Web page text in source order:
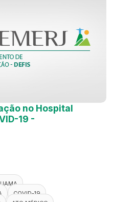
no Hospital
19 -
COVID-19